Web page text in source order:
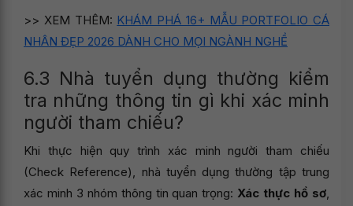
>> XEM THÊM: KHÁM PHÁ 16+ MẪU PORTFOLIO CÁ
NHÂN ĐẸP 2026 DÀNH CHO MỌI NGÀNH NGHỀ
6.3 Nhà tuyển dụng thường kiểm
tra những thông tin gì khi xác minh
người tham chiếu?
Khi thực hiện quy trình xác minh người tham chiếu
(Check Reference), nhà tuyển dụng thường tập trung
xác minh 3 nhóm thông tin quan trọng: Xác thực hồ sơ,